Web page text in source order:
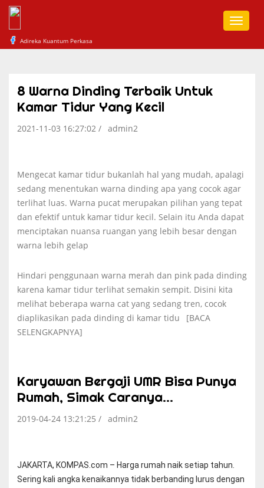
Adireka Kuantum Perkasa
Toggle
8 Warna Dinding Terbaik Untuk
Kamar Tidur Yang Kecil
2021-11-03 16:27:02 / admin2
Mengecat kamar tidur bukanlah hal yang mudah, apalagi
sedang menentukan warna dinding apa yang cocok agar
terlihat luas. Warna pucat merupakan pilihan yang tepat
dan efektif untuk kamar tidur kecil. Selain itu Anda dapat
menciptakan nuansa ruangan yang lebih besar dengan
warna lebih gelap
Hindari penggunaan warna merah dan pink pada dinding
karena kamar tidur terlihat semakin sempit. Disini kita
melihat beberapa warna cat yang sedang tren, cocok
diaplikasikan pada dinding di kamar tidu
[BACA
SELENGKAPNYA]
Karyawan Bergaji UMR Bisa Punya
Rumah, Simak Caranya...
2019-04-24 13:21:25 / admin2
JAKARTA, KOMPAS.com – Harga rumah naik setiap tahun.
Sering kali angka kenaikannya tidak berbanding lurus dengan